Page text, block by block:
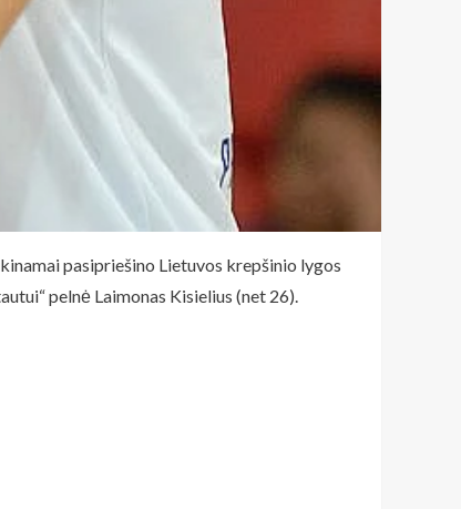
pasipriešino Lietuvos krepšinio lygos
pelnė Laimonas Kisielius (net 26).